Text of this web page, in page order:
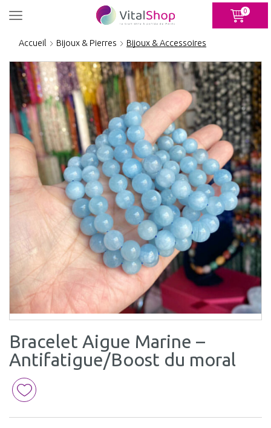
0
Accueil Bijoux & Pierres Bijoux & Accessoires
Bracelet Aigue Marine –
Antifatigue/Boost du moral
Panneau de gestion des cookies